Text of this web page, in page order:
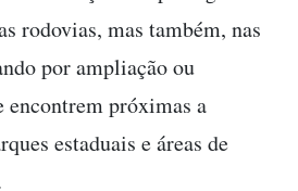
rodovias, mas também, nas
por ampliação ou
encontrem próximas a
estaduais e áreas de